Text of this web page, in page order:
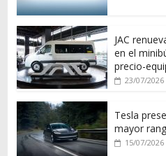
JAC
en el
precio-
23/07/2026
Tesla
mayor
15/07/2026